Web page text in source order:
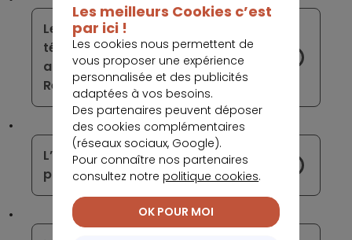
Les opérateurs de
télécommunication contribuent
activement à l’inclusion bancaire des
Réunionnais
L’offre de Nickel a réussi à séduire
plus de 50 000 Réunionnais
Les meilleurs Cookies c’est
par ici !
Les cookies nous permettent de
vous proposer une expérience
personnalisée et des publicités
adaptées à vos besoins.
Des partenaires peuvent déposer
des cookies complémentaires
(réseaux sociaux, Google).
Pour connaître nos partenaires
consultez notre politique cookies.
OK POUR MOI